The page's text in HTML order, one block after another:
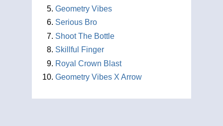
Geometry Vibes
Serious Bro
Shoot The Bottle
Skillful Finger
Royal Crown Blast
Geometry Vibes X Arrow